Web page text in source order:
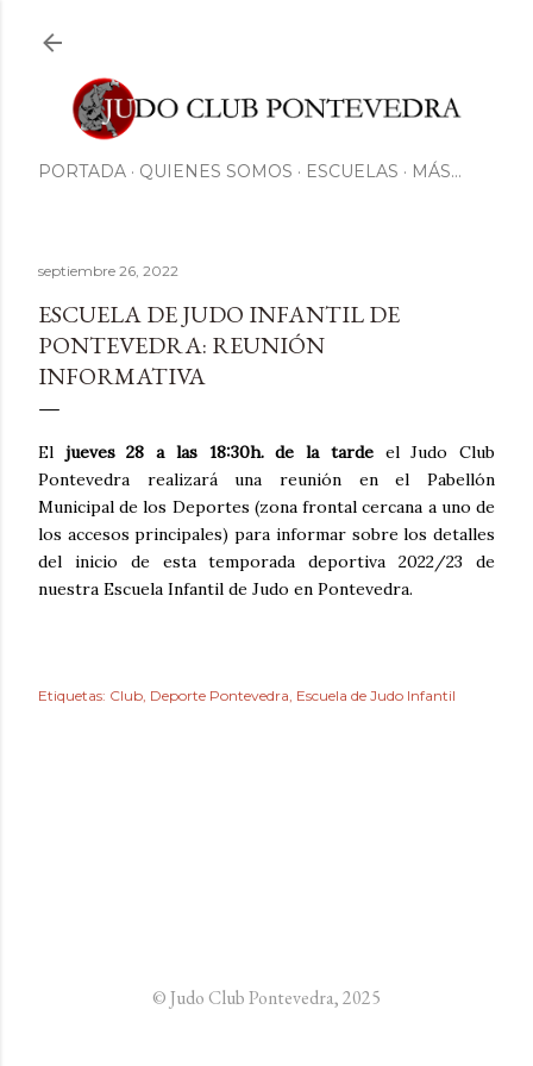
PORTADA QUIENES SOMOS ESCUELAS MÁS…
septiembre 26, 2022
ESCUELA DE JUDO INFANTIL DE
PONTEVEDRA: REUNIÓN
INFORMATIVA
El jueves 28 a las 18:30h. de la tarde el Judo Club
Pontevedra realizará una reunión en el Pabellón
Municipal de los Deportes (zona frontal cercana a uno de
los accesos principales) para informar sobre los detalles
del inicio de esta temporada deportiva 2022/23 de
nuestra Escuela Infantil de Judo en Pontevedra.
Etiquetas: Club Deporte Pontevedra Escuela de Judo Infantil
© Judo Club Pontevedra, 2025